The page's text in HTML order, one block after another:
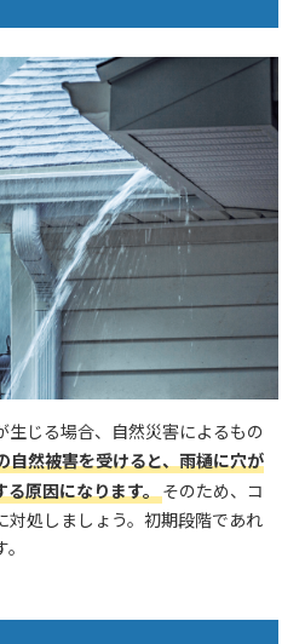
生じる場合、自然災害によるもの
自然被害を受けると、雨樋に穴が
る原因になります。そのため、コ
対処しましょう。初期段階であれ